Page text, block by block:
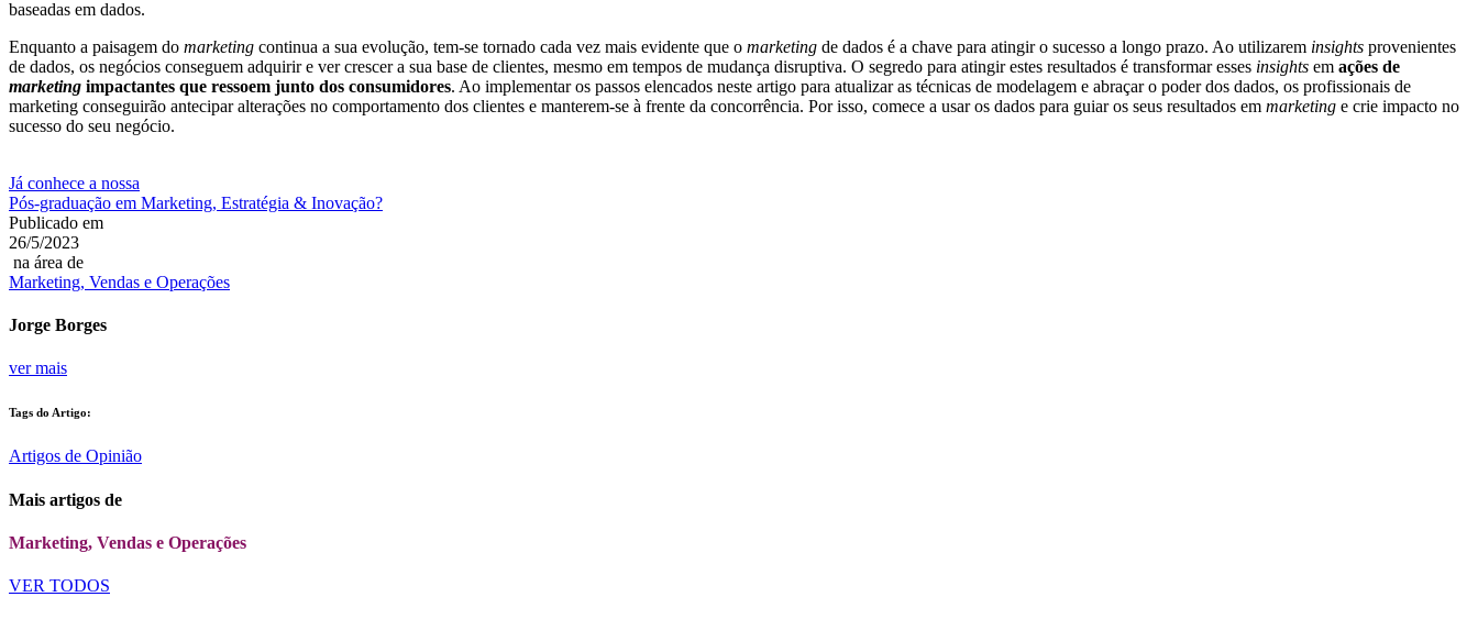
baseadas em dados.
Enquanto a paisagem do marketing continua a sua evolução, tem-se tornado cada vez mais evidente que o marketing de dados é a chave para atingir o sucesso a longo prazo. Ao utilizarem insights provenientes
de dados, os negócios conseguem adquirir e ver crescer a sua base de clientes, mesmo em tempos de mudança disruptiva. O segredo para atingir estes resultados é transformar esses insights em ações de
marketing impactantes que ressoem junto dos consumidores. Ao implementar os passos elencados neste artigo para atualizar as técnicas de modelagem e abraçar o poder dos dados, os profissionais de
marketing conseguirão antecipar alterações no comportamento dos clientes e manterem-se à frente da concorrência. Por isso, comece a usar os dados para guiar os seus resultados em marketing e crie impacto no
sucesso do seu negócio.
Já conhece a nossa
Pós-graduação em Marketing, Estratégia & Inovação?
Publicado em
26/5/2023
na área de
Marketing, Vendas e Operações
Jorge Borges
ver mais
Tags do Artigo:
Artigos de Opinião
Mais artigos de
Marketing, Vendas e Operações
VER TODOS